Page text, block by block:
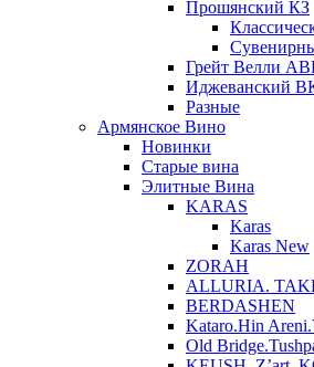
Прошянский КЗ
Грейт Велли
Иджеванский
Разные
Армянское Вино
Новинки
Старые вина
Элитные Вина
KARAS
Karas
Karas New
ZORAH
ALLURIA.
BERDASHEN
Kataro.Hin
Old